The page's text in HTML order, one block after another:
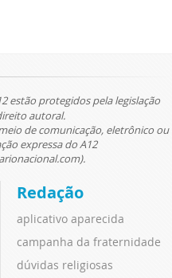
estão protegidos pela legislação
autoral.
de comunicação, eletrônico ou
expressa do A12
Redação
aplicativo aparecida
campanha da fraternidade
dúvidas religiosas